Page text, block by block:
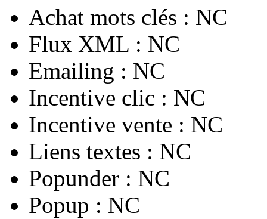
Achat mots clés : NC
Flux XML : NC
Emailing : NC
Incentive clic : NC
Incentive vente : NC
Liens textes : NC
Popunder : NC
Popup : NC